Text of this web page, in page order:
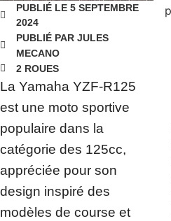
PUBLIÉ LE 5 SEPTEMBRE
2024
PUBLIÉ PAR JULES
MECANO
2 ROUES
La Yamaha YZF-R125
est une moto sportive
populaire dans la
catégorie des 125cc,
appréciée pour son
design inspiré des
modèles de course et